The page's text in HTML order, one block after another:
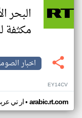
البحر
مكثفة
اخبار
EY14CV
ار تي• arabic.rt.com